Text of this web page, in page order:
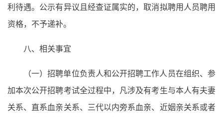
利待遇。公示有异议且经查证属实的，取消拟聘用人员聘用
资格，不予递补。
八、相关事宜
（一）招聘单位负责人和公开招聘工作人员在组织、参
加本次公开招聘考试全过程中，凡涉及有考生与本人有夫妻
关系、直系血亲关系、三代以内旁系血亲、近姻亲关系或者